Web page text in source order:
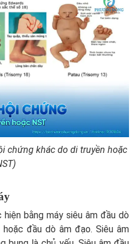
chứng khác do di truyền hoặc
bằng máy siêu âm đầu dò
đầu dò âm đạo. Siêu âm